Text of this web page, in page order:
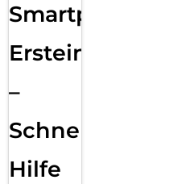
Smartphone
Ersteinrichtung
–
Schnelle
Hilfe